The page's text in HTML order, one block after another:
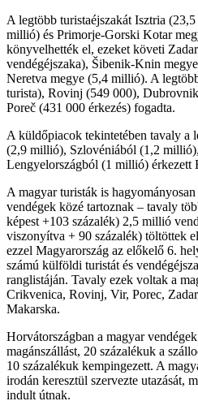
A legtöbb turistaéjszakát Isztria
millió) és Primorje-Gorski Kotar
könyvelhették el, ezeket követi
vendégéjszaka), Šibenik-Knin
Neretva megye (5,4 millió). A
turista), Rovinj (549 000),
Poreč (431 000 érkezés) fogadta.
A küldőpiacok tekintetében tavaly a
(2,9 millió), Szlovéniából (1,2
Lengyelországból (1 millió) érkezett
A magyar turisták is
vendégek közé tartoznak – tavaly
képest +103 százalék) 2,5 millió
viszonyítva + 90 százalék) töltöttek
ezzel Magyarország az előkelő 6.
számú külföldi turistát és
ranglistáján. Tavaly ezek voltak a
Crikvenica, Rovinj, Vir, Porec,
Makarska.
Horvátországban a magyar
magánszállást, 20 százalékuk a
10 százalékuk kempingezett. A
irodán keresztül szervezte utazását,
indult útnak.